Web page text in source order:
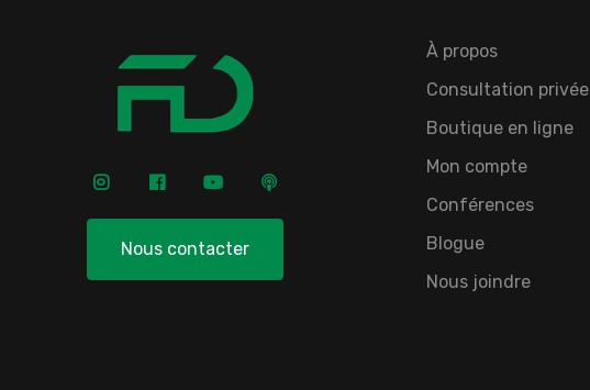
Nous contacter
À propos
Consultation privée
Boutique en ligne
Mon compte
Conférences
Blogue
Nous joindre